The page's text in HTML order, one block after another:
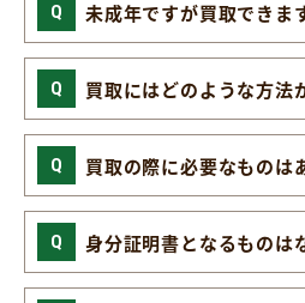
未成年ですが買取できま
買取にはどのような方法
買取の際に必要なものは
身分証明書となるものは